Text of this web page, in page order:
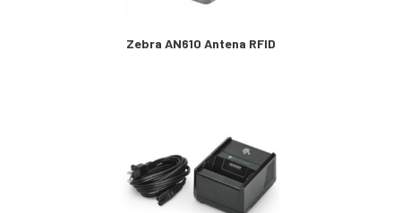
Zebra AN610 Antena RFID